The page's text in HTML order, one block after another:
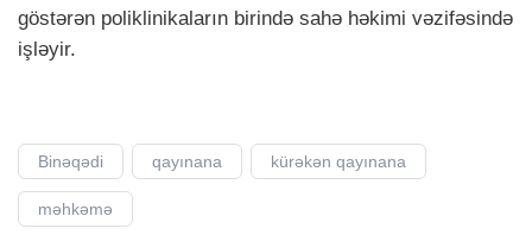
göstərən poliklinikaların birində sahə həkimi vəzifəsində
işləyir.
Binəqədi qayınana kürəkən qayınana
məhkəmə